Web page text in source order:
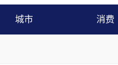
城市 消费